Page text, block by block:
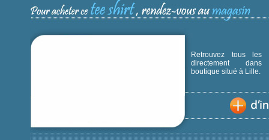
Retrouvez tous les
directement
boutique situé à Lille.